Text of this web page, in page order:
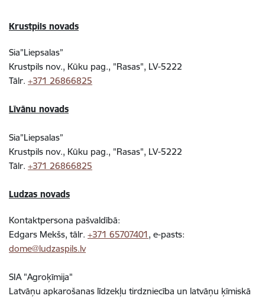
Krustpils novads
Sia”Liepsalas”
Krustpils nov., Kūku pag., "Rasas", LV-5222
Tālr. +371 26866825
Līvānu novads
Sia”Liepsalas”
Krustpils nov., Kūku pag., "Rasas", LV-5222
Tālr. +371 26866825
Ludzas novads
Kontaktpersona pašvaldībā:
Edgars Mekšs, tālr. +371 65707401, e-pasts:
dome@ludzaspils.lv
SIA "Agroķīmija"
Latvāņu apkarošanas līdzekļu tirdzniecība un latvāņu ķīmiskā